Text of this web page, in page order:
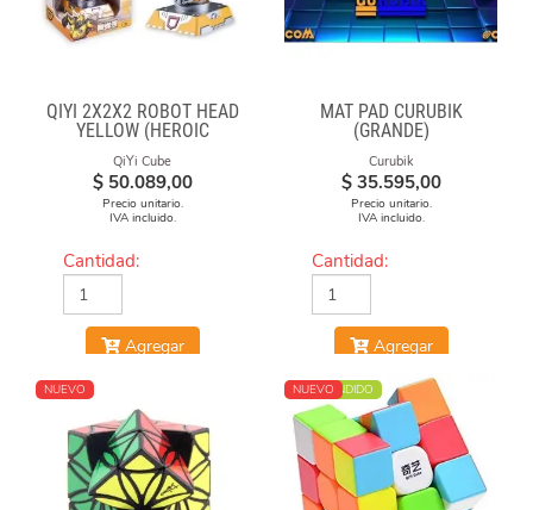
QIYI 2X2X2 ROBOT HEAD
YELLOW (HEROIC
LEADER)
QiYi Cube
$ 50.089,00
Precio unitario.
IVA incluido.
Cantidad:
Agregar
MAT PAD CURUBIK
(GRANDE)
Curubik
$ 35.595,00
Precio unitario.
IVA incluido.
Cantidad:
Agregar
NUEVO MÁS VENDIDO
NUEVO